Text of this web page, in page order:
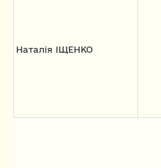
Наталія ІЩЕНКО